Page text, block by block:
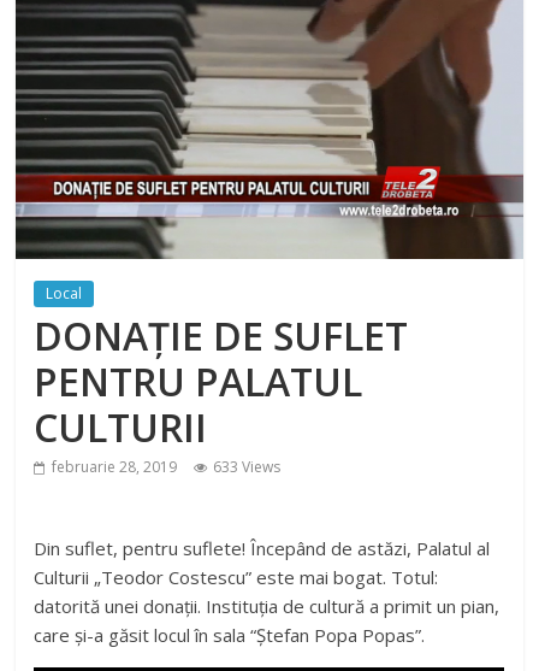
Local
DONAȚIE DE SUFLET
PENTRU PALATUL
CULTURII
februarie 28, 2019 633 Views
Din suflet, pentru suflete! Începând de astăzi, Palatul al
Culturii „Teodor Costescu” este mai bogat. Totul:
datorită unei donații. Instituția de cultură a primit un pian,
care și-a găsit locul în sala “Ștefan Popa Popas”.